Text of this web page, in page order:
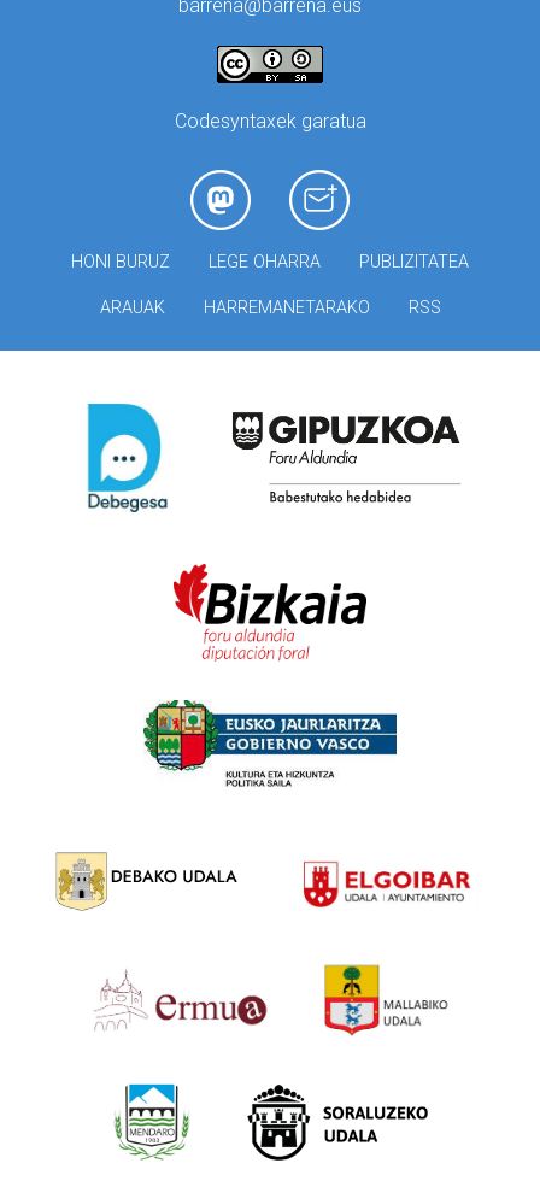
barrena@barrena.eus
Codesyntaxek garatua
HONI BURUZ LEGE OHARRA PUBLIZITATEA
ARAUAK HARREMANETARAKO RSS